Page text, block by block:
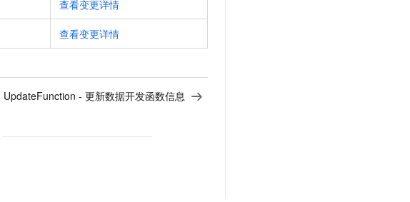
查看变更详情
查看变更详情
UpdateFunction - 更新数据开发函数信息